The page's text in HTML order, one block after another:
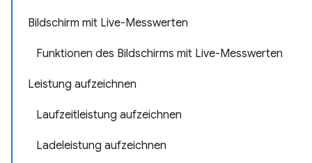
Bildschirm mit Live-Messwerten
Funktionen des Bildschirms mit Live-Messwerten
Leistung aufzeichnen
Laufzeitleistung aufzeichnen
Ladeleistung aufzeichnen